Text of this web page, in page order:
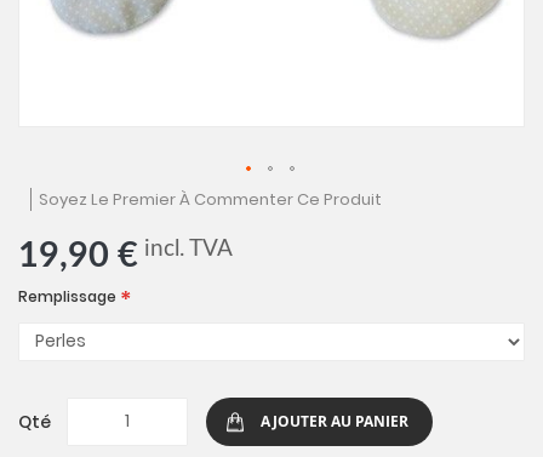
Soyez Le Premier À Commenter Ce Produit
19,90 € incl. TVA
Remplissage
Qté AJOUTER AU PANIER
Skip
to
the
beginning
the
gallery